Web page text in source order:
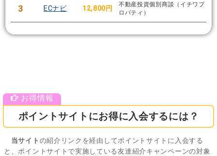
3 ECナビ 12,800円
不動産投資個別商談（イチワプ
ロパティ）
ポイントサイトにお得に入会するには？
当サイト の紹介リンクを経由してポイントサイトに入会する
と、ポイントサイトで実施している友達紹介キャンペーンの対象